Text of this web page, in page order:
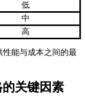
低
中
高
性能与成本之间的最
的关键因素